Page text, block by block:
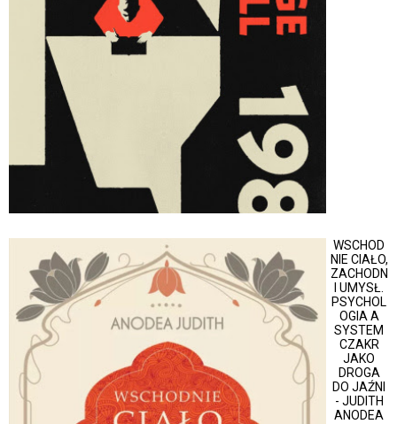
WSCHOD
NIE CIAŁO,
ZACHODN
I UMYSŁ.
PSYCHOL
OGIA A
SYSTEM
CZAKR
JAKO
DROGA
DO JAŹNI
- JUDITH
ANODEA